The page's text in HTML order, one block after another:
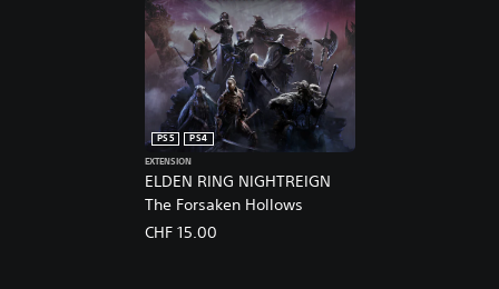
ELDEN RING NIGHTREIGN
The Forsaken Hollows
PS5
PS4
EXTENSION
CHF 15.00